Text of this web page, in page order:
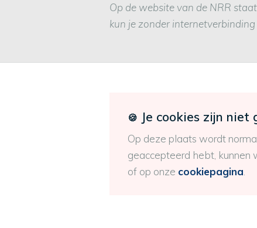
Op de website van de NRR
kun je zonder internetverbinding
🍪 Je cookies zijn niet
Op deze plaats wordt
geaccepteerd hebt, kunnen
of op onze cookiepagina